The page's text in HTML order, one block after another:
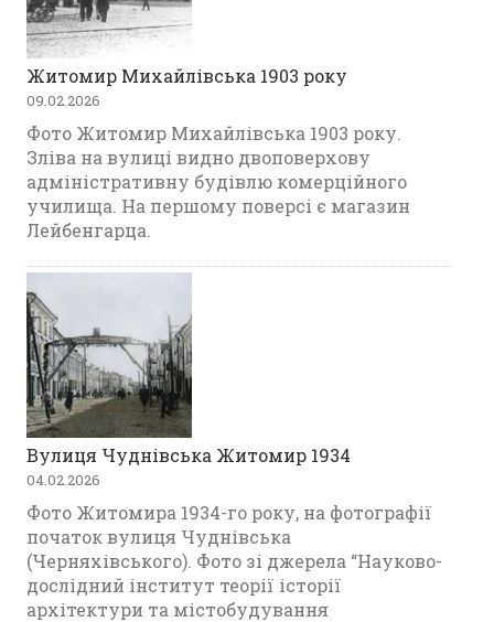
Житомир Михайлівська 1903 року
09.02.2026
Фото Житомир Михайлівська 1903 року.
Зліва на вулиці видно двоповерхову
адміністративну будівлю комерційного
училища. На першому поверсі є магазин
Лейбенгарца.
Вулиця Чуднівська Житомир 1934
04.02.2026
Фото Житомира 1934-го року, на фотографії
початок вулиця Чуднівська
(Черняхівського). Фото зі джерела “Науково-
дослідний інститут теорії історії
архітектури та містобудування